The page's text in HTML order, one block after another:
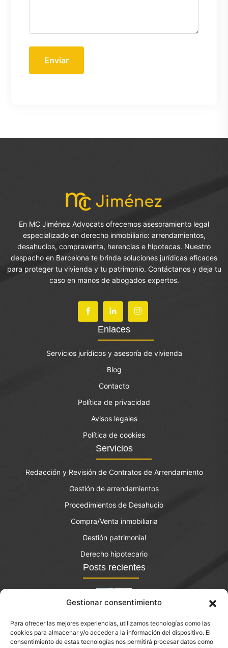
Gestionar consentimiento
Para ofrecer las mejores experiencias, utilizamos tecnologías como las
cookies para almacenar y/o acceder a la información del dispositivo. El
consentimiento de estas tecnologías nos permitirá procesar datos como
Enviar
En MC Jiménez Advocats ofrecemos asesoramiento legal
especializado en derecho inmobiliario: arrendamientos,
desahucios, compraventa, herencias e hipotecas. Nuestro
despacho en Barcelona te brinda soluciones jurídicas eficaces
para proteger tu vivienda y tu patrimonio. Contáctanos y deja tu
caso en manos de abogados expertos.
Enlaces
Servicios jurídicos y asesoría de vivienda
Blog
Contacto
Política de privacidad
Avisos legales
Política de cookies
Servicios
Redacción y Revisión de Contratos de Arrendamiento
Gestión de arrendamientos
Procedimientos de Desahucio
Compra/Venta inmobiliaria
Gestión patrimonial
Derecho hipotecario
Posts recientes
El bono joven de vivienda: qué es y quién lo puede
solicitar?